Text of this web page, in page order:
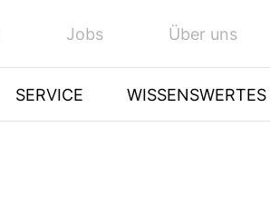
Jobs Über uns
SERVICE WISSENSWERTES